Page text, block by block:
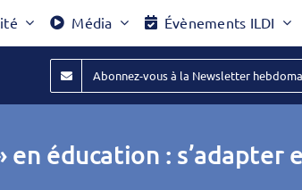
Média Évènements ILDI
Abonnez-vous à la Newsletter
éducation : s’adapter